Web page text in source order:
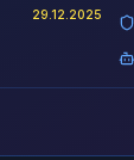
29.12.2025